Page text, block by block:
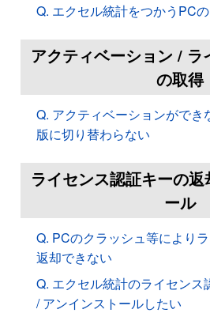
Q. エクセル統計をつかうPC
アクティベーション / ラ
の取得
Q. アクティベーションができ
版に切り替わらない
ライセンス認証キーの
ール
Q. PCのクラッシュ等により
返却できない
Q. エクセル統計のライセンス
/ アンインストールしたい